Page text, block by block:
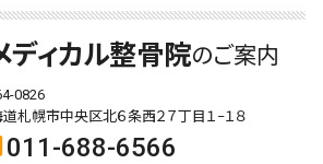
ディカル整骨院のご案内
0826
札幌市中央区北６条西２７丁目１−１８
011-688-6566